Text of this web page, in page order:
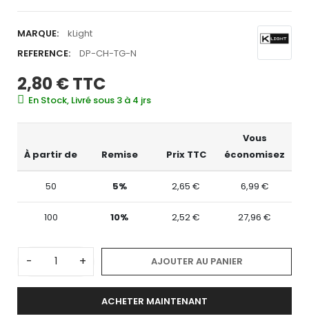
MARQUE:
kLight
REFERENCE:
DP-CH-TG-N
2,80 €TTC
En Stock, Livré sous 3 à 4 jrs
À partir de Remise Prix TTC
Vous
économisez
50 5% 2,65 € 6,99 €
100 10% 2,52 € 27,96 €
- + AJOUTER AU PANIER
ACHETER MAINTENANT